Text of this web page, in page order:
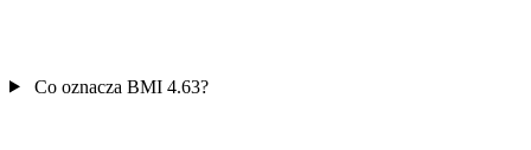
Co oznacza BMI 4.63?